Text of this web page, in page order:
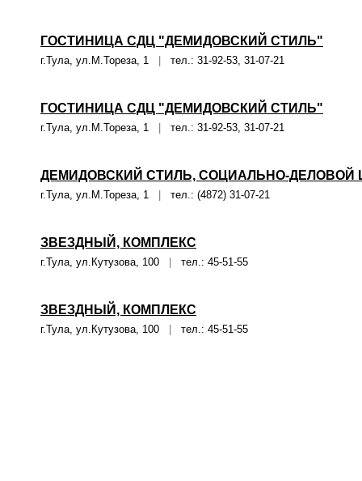
ГОСТИНИЦА СДЦ "ДЕМИДОВСКИЙ СТИЛЬ"
г.Тула, ул.М.Тореза, 1 тел.: 31-92-53, 31-07-21
ГОСТИНИЦА СДЦ "ДЕМИДОВСКИЙ СТИЛЬ"
г.Тула, ул.М.Тореза, 1 тел.: 31-92-53, 31-07-21
ДЕМИДОВСКИЙ СТИЛЬ, СОЦИАЛЬНО-ДЕЛОВОЙ
г.Тула, ул.М.Тореза, 1 тел.: (4872) 31-07-21
ЗВЕЗДНЫЙ, КОМПЛЕКС
г.Тула, ул.Кутузова, 100 тел.: 45-51-55
ЗВЕЗДНЫЙ, КОМПЛЕКС
г.Тула, ул.Кутузова, 100 тел.: 45-51-55